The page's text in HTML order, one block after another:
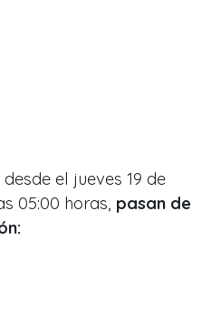
el jueves 19 de
05:00 horas, pasan de